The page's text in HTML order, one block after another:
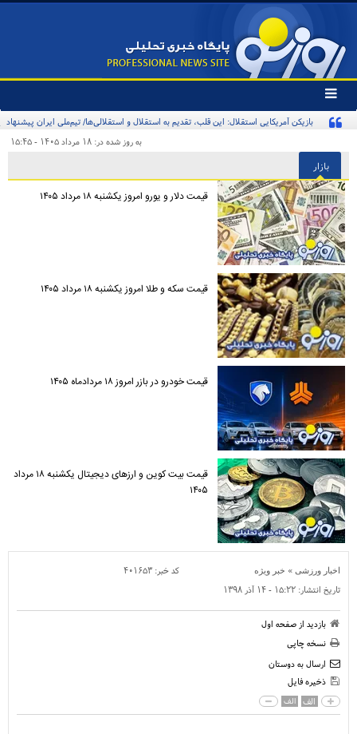
تغییر
وضعیت
منوی
ها
بازیکن آمریکایی استقلال: این قلب، تقدیم به استقلال و استقلالی‌ها/ تیم‌ملی ایران پیشنهاد
به روز شده در: ۱۸ مرداد ۱۴۰۵ - ۱۵:۴۵
بازار
قیمت دلار و یورو امروز یکشنبه ۱۸ مرداد ۱۴۰۵
قیمت سکه و طلا امروز یکشنبه ۱۸ مرداد ۱۴۰۵
قیمت خودرو در بازر امروز ۱۸ مردادماه ۱۴۰۵
قیمت بیت کوین و ارز‌های دیجیتال یکشنبه ۱۸ مرداد
۱۴۰۵
اخبار ورزشی » خبر ویژه کد خبر: ۴۰۱۶۵۳
تاریخ انتشار: ۱۵:۲۲ - ۱۴ آذر ۱۳۹۸
بازدید از صفحه اول
نسخه چاپی
ارسال به دوستان
ذخیره فایل
الف الف